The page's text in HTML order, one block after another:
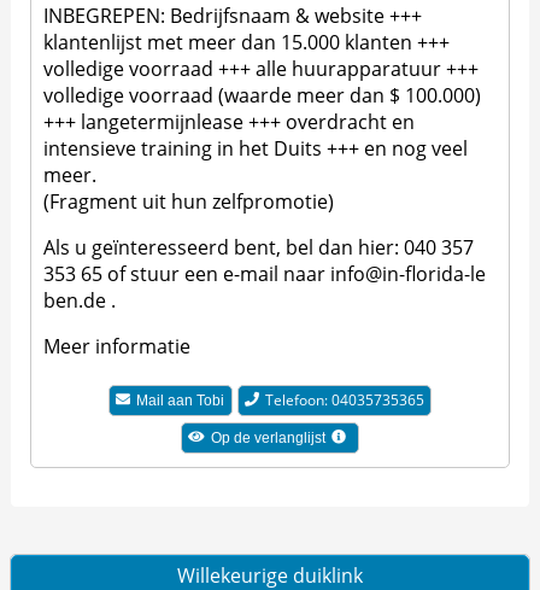
INBEGREPEN: Bedrijfsnaam & website +++
klantenlijst met meer dan 15.000 klanten +++
volledige voorraad +++ alle huurapparatuur +++
volledige voorraad (waarde meer dan $ 100.000)
+++ langetermijnlease +++ overdracht en
intensieve training in het Duits +++ en nog veel
meer.
(Fragment uit hun zelfpromotie)
Als u geïnteresseerd bent, bel dan hier: 040 357
353 65 of stuur een e-mail naar info@in-florida-le
ben.de .
Meer informatie
Mail aanTobi Telefoon: 04035735365
Op de verlanglijst
Willekeurige duiklink